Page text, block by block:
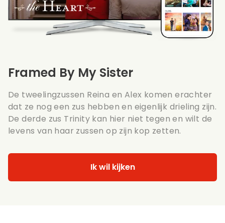
Framed By My Sister
De tweelingzussen Reina en Alex komen erachter
dat ze nog een zus hebben en eigenlijk drieling zijn.
De derde zus Trinity kan hier niet tegen en wilt de
levens van haar zussen op zijn kop zetten.
Ik wil kijken